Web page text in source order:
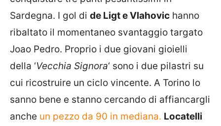
Sardegna. I gol di de Ligt e Vlahovic hanno
ribaltato il momentaneo svantaggio targato
Joao Pedro. Proprio i due giovani gioielli
della ‘Vecchia Signora‘ sono i due pilastri su
cui ricostruire un ciclo vincente. A Torino lo
sanno bene e stanno cercando di affiancargli
anche un pezzo da 90 in mediana. Locatelli